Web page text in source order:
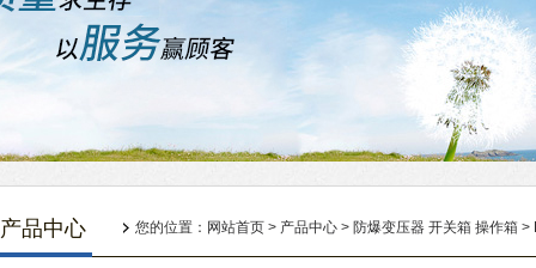
产品中心 您的位置： 网站首页 > 产品中心 > 防爆变压器 开关箱 操作箱 >